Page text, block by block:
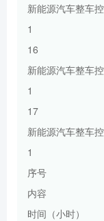
新能源汽车整车
1
16
新能源汽车整车
1
17
新能源汽车整车
1
序号
内容
时间（小时）